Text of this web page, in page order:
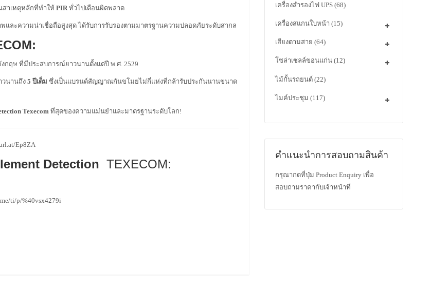
สาเหตุหลักที่ทำให้ PIRทั่วไปเตือนผิดพลาด
ละความน่าเชื่อถือสูงสุด ได้รับการรับรองตามมาตรฐานความปลอดภัยระดับสากล
ฤษ ที่มีประสบการณ์ยาวนานตั้งแต่ปี พ.ศ. 2529
นานถึง 5 ปีเต็ม ซึ่งเป็นแบรนด์สัญญาณกันขโมยไม่กี่แห่งที่กล้ารับประกันนานขนาด
Texecom ที่สุดของความแม่นยำและมาตรฐานระดับโลก!
Ep8ZA
Detection TEXECOM:
ti/p/%40vsx4279i
เครื่องสำรองไฟ UPS (68)
เครื่องสแกนใบหน้า (15)
เสียงตามสาย (64)
โซล่าเซลล์ขอนแก่น (12)
ไม้กั้นรถยนต์ (22)
ไมค์ประชุม (117)
คำแนะนำการสอบถามสินค้า
กรุณากดที่ปุ่ม Product Enquiry เพื่อ
สอบถามราคากับเจ้าหน้าที่